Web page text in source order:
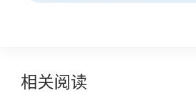
相关阅读